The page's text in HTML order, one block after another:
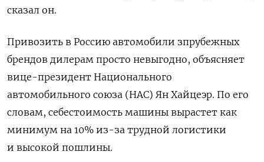
сказал он.
Привозить в Россию автомобили зпрубежных
брендов дилерам просто невыгодно, объясняет
вице-президент Национального
автомобильного союза (НАС) Ян Хайцеэр. По его
словам, себестоимость машины вырастет как
минимум на 10% из-за трудной логистики
и высокой пошлины.